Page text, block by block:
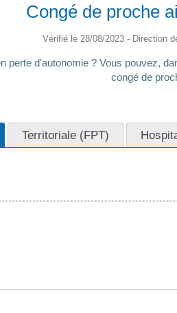
Congé de proche
Vérifié le 28/08/2023 - Direction
perte d'autonomie ? Vous pouvez,
congé de
Territoriale (FPT)